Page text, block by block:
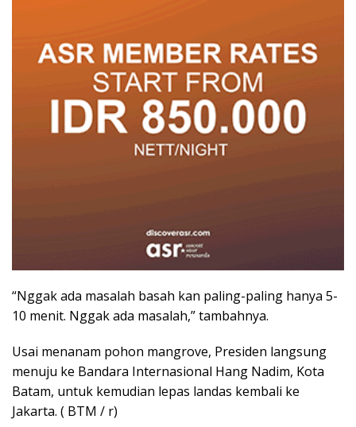
“Nggak ada masalah basah kan paling-paling hanya 5-
10 menit. Nggak ada masalah,” tambahnya.
Usai menanam pohon mangrove, Presiden langsung
menuju ke Bandara Internasional Hang Nadim, Kota
Batam, untuk kemudian lepas landas kembali ke
Jakarta. ( BTM / r)